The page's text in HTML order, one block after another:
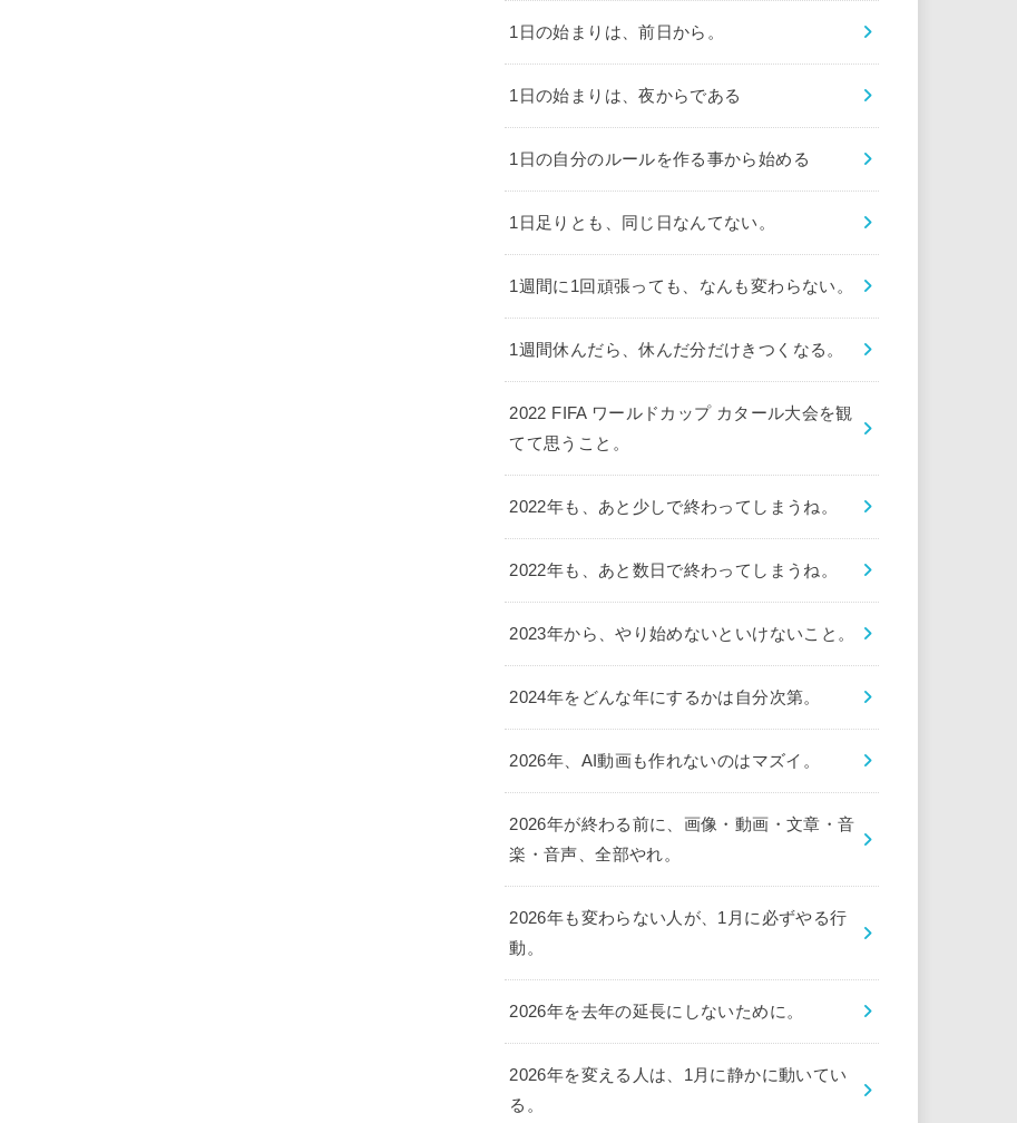
1日の始まりは、前日から。
1日の始まりは、夜からである
1日の自分のルールを作る事から始める
1日足りとも、同じ日なんてない。
1週間に1回頑張っても、なんも変わらない。
1週間休んだら、休んだ分だけきつくなる。
2022 FIFA ワールドカップ カタール大会を観
てて思うこと。
2022年も、あと少しで終わってしまうね。
2022年も、あと数日で終わってしまうね。
2023年から、やり始めないといけないこと。
2024年をどんな年にするかは自分次第。
2026年、AI動画も作れないのはマズイ。
2026年が終わる前に、画像・動画・文章・音
楽・音声、全部やれ。
2026年も変わらない人が、1月に必ずやる行
動。
2026年を去年の延長にしないために。
2026年を変える人は、1月に静かに動いてい
る。